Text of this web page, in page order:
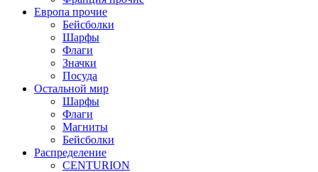
Европа прочие
Бейсболки
Шарфы
Флаги
Значки
Посуда
Остальной мир
Шарфы
Флаги
Магниты
Бейсболки
Распределение
CENTURION